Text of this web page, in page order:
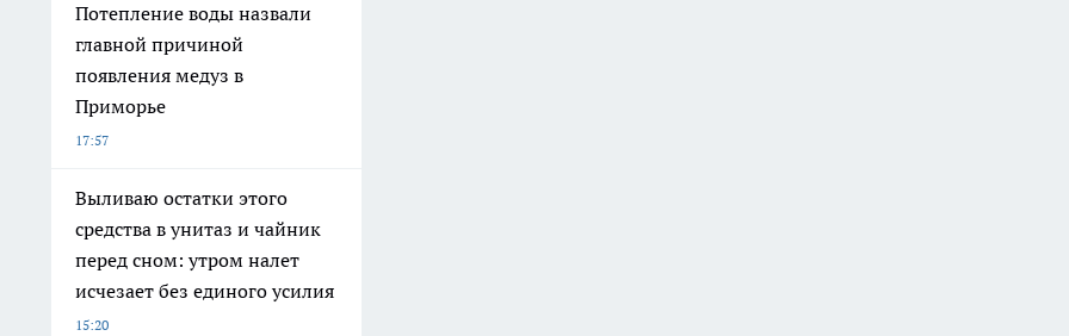
Потепление воды назвали
главной причиной
появления медуз в
Приморье
17:57
Выливаю остатки этого
средства в унитаз и чайник
перед сном: утром налет
исчезает без единого усилия
15:20